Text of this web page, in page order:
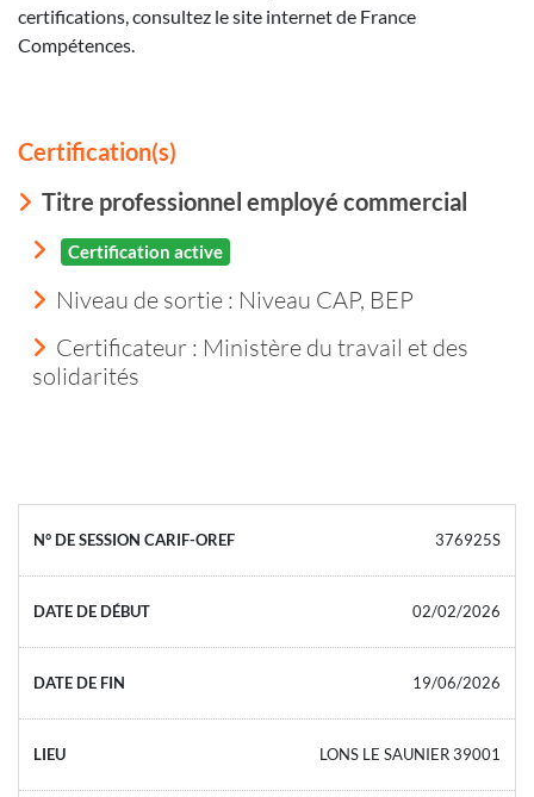
certifications, consultez le site internet de France
Compétences.
Certification(s)
Titre professionnel employé commercial
Certification active
Niveau de sortie : Niveau CAP, BEP
Certificateur : Ministère du travail et des
solidarités
376925S
02/02/2026
19/06/2026
LONS LE SAUNIER 39001